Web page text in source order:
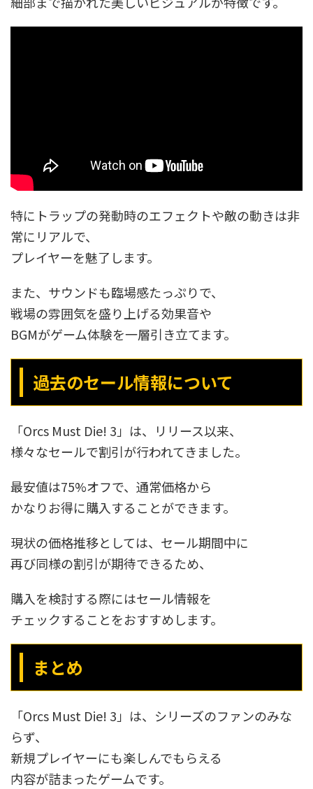
特にトラップの発動時のエフェクトや敵の動きは非
常にリアルで、
プレイヤーを魅了します。
また、サウンドも臨場感たっぷりで、
戦場の雰囲気を盛り上げる効果音や
BGMがゲーム体験を一層引き立てます。
過去のセール情報について
「Orcs Must Die! 3」は、リリース以来、
様々なセールで割引が行われてきました。
最安値は75%オフで、通常価格から
かなりお得に購入することができます。
現状の価格推移としては、セール期間中に
再び同様の割引が期待できるため、
購入を検討する際にはセール情報を
チェックすることをおすすめします。
まとめ
「Orcs Must Die! 3」は、シリーズのファンのみな
らず、
新規プレイヤーにも楽しんでもらえる
内容が詰まったゲームです。